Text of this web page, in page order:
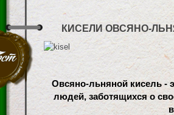
КИСЕЛИ ОВСЯНО-
Овсяно-льняной кисель -
людей, заботящихся о